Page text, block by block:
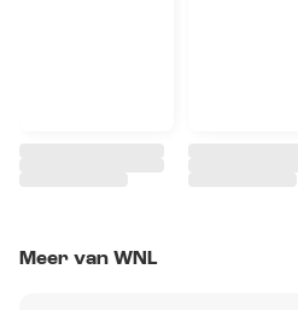
Meer van WNL